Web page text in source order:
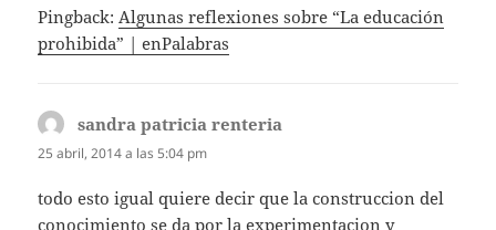
Pingback: Algunas reflexiones sobre “La educación
prohibida” | enPalabras
sandra patricia renteria
25 abril, 2014 a las 5:04 pm
todo esto igual quiere decir que la construccion del
conocimiento se da por la experimentacion y